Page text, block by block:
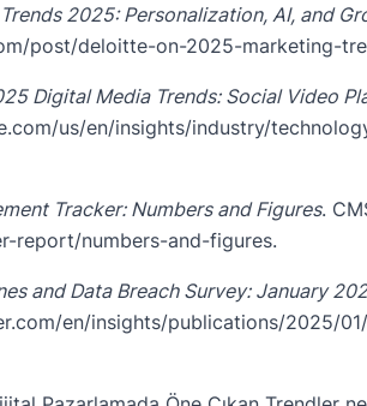
2025: Personalization, AI, and
post/deloitte-on-2025-marketing-
Digital Media Trends: Social Video
us/en/insights/industry/
Tracker: Numbers and Figures.
report/numbers-and-figures.
and Data Breach Survey: January
en/insights/publications/2025/